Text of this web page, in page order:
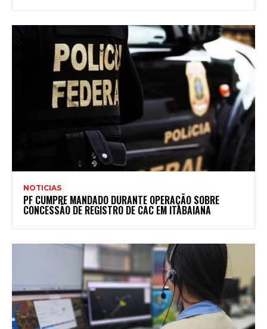
NOTICIAS
PF CUMPRE MANDADO DURANTE OPERAÇÃO SOBRE
CONCESSÃO DE REGISTRO DE CAC EM ITABAIANA